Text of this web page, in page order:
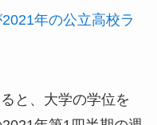
年の公立高校ラ
と、大学の学位を